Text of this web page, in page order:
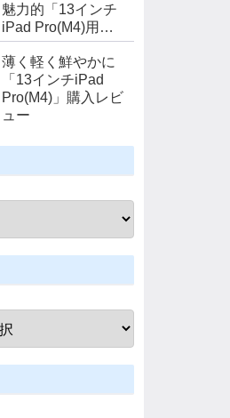
魅力的「13インチ
iPad Pro(M4)用
Magic Keyboard」
購入レビュー
薄く軽く鮮やかに
「13インチiPad
Pro(M4)」購入レビ
ュー